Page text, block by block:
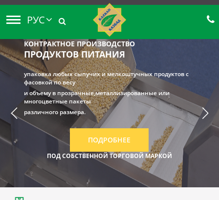
РУС
КОНТРАКТНОЕ ПРОИЗВОДСТВО
ПРОДУКТОВ ПИТАНИЯ
упаковка любых сыпучих и мелкоштучных продуктов с
фасовкой по весу
и объему в прозрачные,металлизированные или
многоцветные пакеты
различного размера.
ПОДРОБНЕЕ
ПОД СОБСТВЕННОЙ ТОРГОВОЙ МАРКОЙ